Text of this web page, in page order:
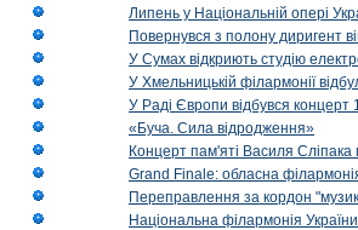
Липень у Національній опері
Повернувся з полону диригент
У Сумах відкриють студію
У Хмельницькій філармонії
У Раді Європи відбувся концерт
«Буча. Сила відродження»
Концерт пам'яті Василя
Grand Finale: обласна
Переправлення за кордон
Національна філармонія